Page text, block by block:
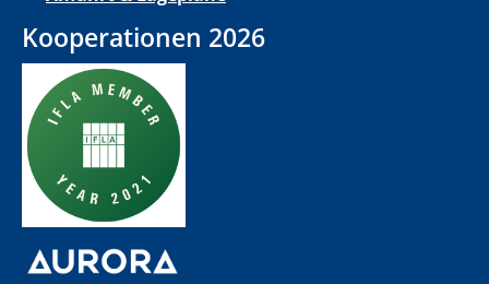
Kooperationen 2026